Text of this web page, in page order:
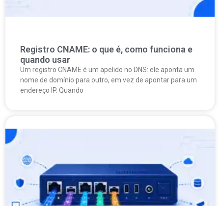
Registro CNAME: o que é, como funciona e
quando usar
Um registro CNAME é um apelido no DNS: ele aponta um
nome de domínio para outro, em vez de apontar para um
endereço IP. Quando